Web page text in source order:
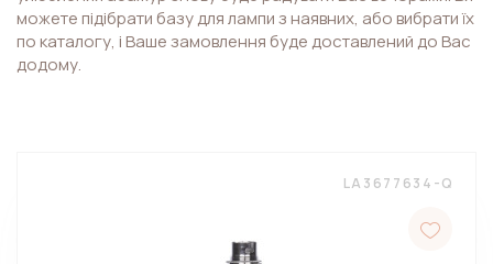
можете підібрати базу для лампи з наявних, або вибрати їх
по каталогу, і Ваше замовлення буде доставлений до Вас
додому.
LA3677634-Q